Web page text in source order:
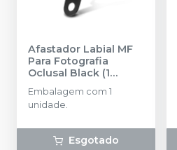
Afastador Labial MF
Para Fotografia
Oclusal Black (1
unidade)
INDUSBELLO
Embalagem com 1
unidade.
Esgotado